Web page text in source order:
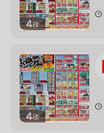
4枚
4枚